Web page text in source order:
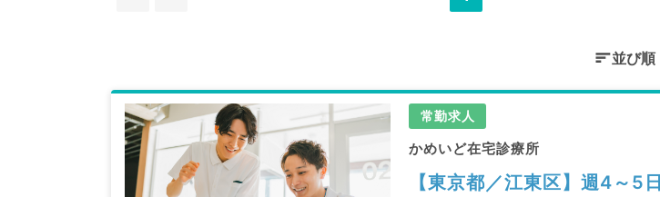
並び順
常勤求人
かめいど在宅診療所
【東京都／江東区】週4～5